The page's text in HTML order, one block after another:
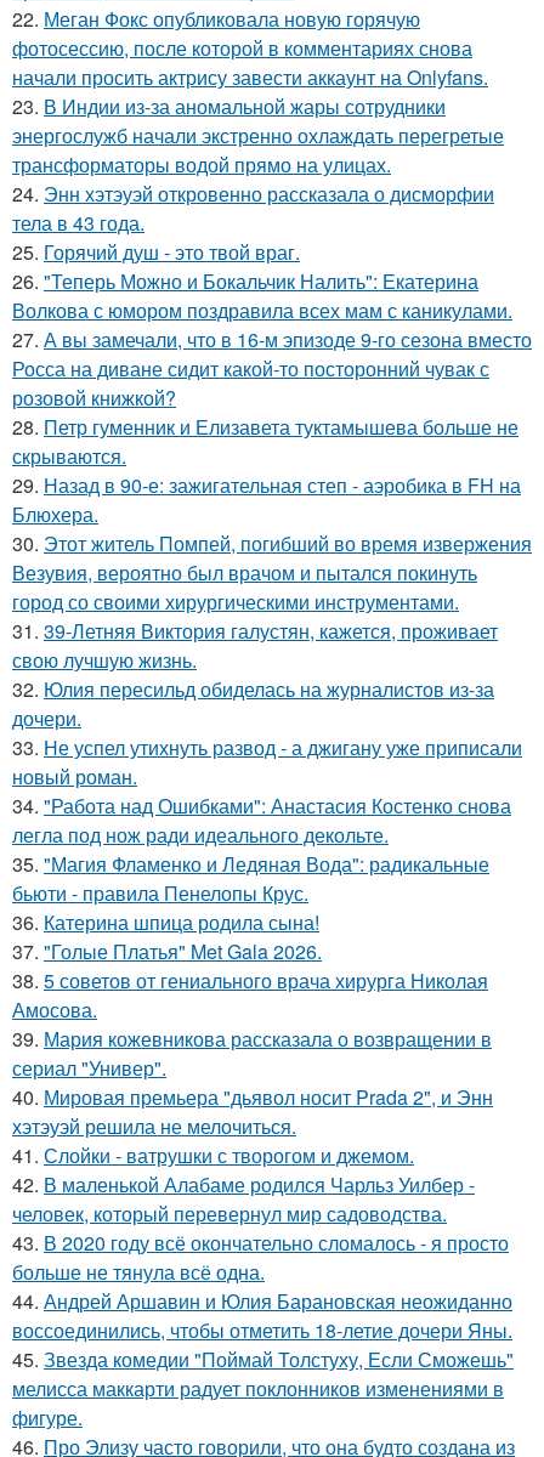
22. Меган Фокс опубликовала новую горячую
фотосессию, после которой в комментариях снова
начали просить актрису завести аккаунт на Onlyfans.
23. В Индии из-за аномальной жары сотрудники
энергослужб начали экстренно охлаждать перегретые
трансформаторы водой прямо на улицах.
24. Энн хэтэуэй откровенно рассказала о дисморфии
тела в 43 года.
25. Горячий душ - это твой враг.
26. "Теперь Можно и Бокальчик Налить": Екатерина
Волкова с юмором поздравила всех мам с каникулами.
27. А вы замечали, что в 16-м эпизоде 9-го сезона вместо
Росса на диване сидит какой-то посторонний чувак с
розовой книжкой?
28. Петр гуменник и Елизавета туктамышева больше не
скрываются.
29. Назад в 90-е: зажигательная степ - аэробика в FH на
Блюхера.
30. Этот житель Помпей, погибший во время извержения
Везувия, вероятно был врачом и пытался покинуть
город со своими хирургическими инструментами.
31. 39-Летняя Виктория галустян, кажется, проживает
свою лучшую жизнь.
32. Юлия пересильд обиделась на журналистов из-за
дочери.
33. Не успел утихнуть развод - а джигану уже приписали
новый роман.
34. "Работа над Ошибками": Анастасия Костенко снова
легла под нож ради идеального декольте.
35. "Магия Фламенко и Ледяная Вода": радикальные
бьюти - правила Пенелопы Крус.
36. Катерина шпица родила сына!
37. "Голые Платья" Met Gala 2026.
38. 5 советов от гениального врача хирурга Николая
Амосова.
39. Мария кожевникова рассказала о возвращении в
сериал "Универ".
40. Мировая премьера "дьявол носит Prada 2", и Энн
хэтэуэй решила не мелочиться.
41. Слойки - ватрушки с творогом и джемом.
42. В маленькой Алабаме родился Чарльз Уилбер -
человек, который перевернул мир садоводства.
43. В 2020 году всё окончательно сломалось - я просто
больше не тянула всё одна.
44. Андрей Аршавин и Юлия Барановская неожиданно
воссоединились, чтобы отметить 18-летие дочери Яны.
45. Звезда комедии "Поймай Толстуху, Если Сможешь"
мелисса маккарти радует поклонников изменениями в
фигуре.
46. Про Элизу часто говорили, что она будто создана из